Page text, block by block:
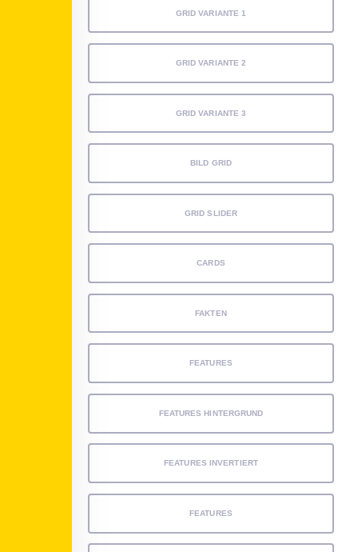
GRID VARIANTE 1
GRID VARIANTE 2
GRID VARIANTE 3
BILD GRID
GRID SLIDER
CARDS
FAKTEN
FEATURES
FEATURES HINTERGRUND
FEATURES INVERTIERT
FEATURES